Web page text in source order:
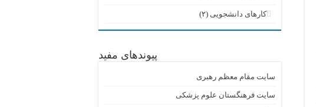
کارهای دانشجویی (۲)
پیوندهای مفید
سایت مقام معظم رهبری
سایت فرهنگستان علوم پزشکی